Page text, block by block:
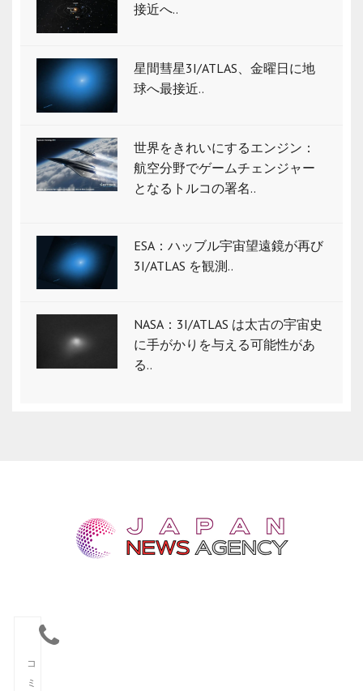
接近へ..
星間彗星3I/ATLAS、金曜日に地
球へ最接近..
世界をきれいにするエンジン：
航空分野でゲームチェンジャー
となるトルコの署名..
ESA：ハッブル宇宙望遠鏡が再び
3I/ATLAS を観測..
NASA：3I/ATLAS は太古の宇宙史
に手がかりを与える可能性があ
る..
コ
ミ